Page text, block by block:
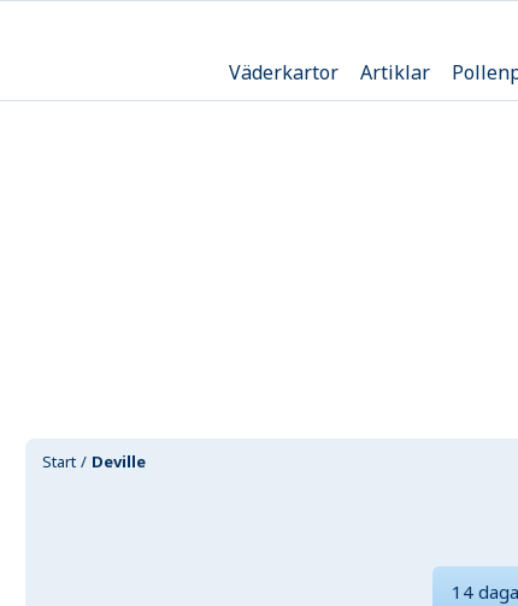
Väderkartor Artiklar
Start Deville
14